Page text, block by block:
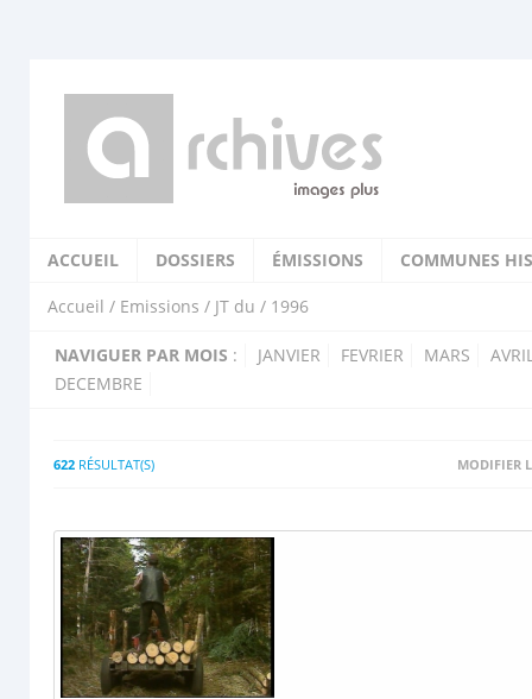
ACCUEIL DOSSIERS ÉMISSIONS COMMUNES
Accueil / Emissions / JT du / 1996
NAVIGUER PAR MOIS : JANVIER FEVRIER MARS
DECEMBRE
622 RÉSULTAT(S) MODIFIER